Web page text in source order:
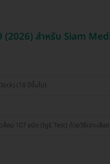
(2026) สำหรับ Siam
(18 ปีขึ้นไป)
อม 107 ชนิด (IgE Test) ด้วยวิธีเจาะเลือด